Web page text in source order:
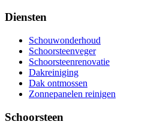
Diensten
Schouwonderhoud
Schoorsteenveger
Schoorsteenrenovatie
Dakreiniging
Dak ontmossen
Zonnepanelen reinigen
Schoorsteen